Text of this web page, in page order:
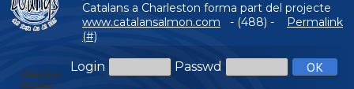
Catalans a Charleston forma part del projecte
www.catalansalmon.com - (488) -
Permalink
(#)
Login Passwd
Password
perdut?